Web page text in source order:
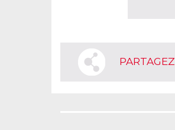
PARTAGEZ